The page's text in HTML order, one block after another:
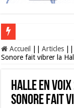
Les Nocturnes de la
Accueil Articles
Sonore fait vibrer la
Halle en
Sonore fait